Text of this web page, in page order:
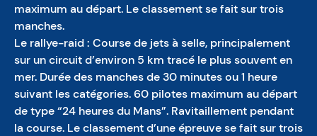
maximum au départ. Le classement se fait sur trois
manches.
Le rallye-raid : Course de jets à selle, principalement
sur un circuit d’environ 5 km tracé le plus souvent en
mer. Durée des manches de 30 minutes ou 1 heure
suivant les catégories. 60 pilotes maximum au départ
de type “24 heures du Mans”. Ravitaillement pendant
la course. Le classement d’une épreuve se fait sur trois